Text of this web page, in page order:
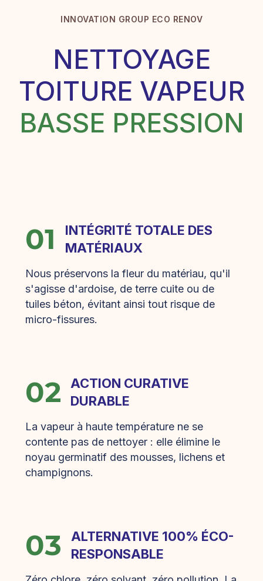
INNOVATION GROUP ECO RENOV
NETTOYAGE
TOITURE VAPEUR
BASSE PRESSION
01
INTÉGRITÉ TOTALE DES
MATÉRIAUX
Nous préservons la fleur du matériau, qu'il
s'agisse d'ardoise, de terre cuite ou de
tuiles béton, évitant ainsi tout risque de
micro-fissures.
02
ACTION CURATIVE
DURABLE
La vapeur à haute température ne se
contente pas de nettoyer : elle élimine le
noyau germinatif des mousses, lichens et
champignons.
03
ALTERNATIVE 100% ÉCO-
RESPONSABLE